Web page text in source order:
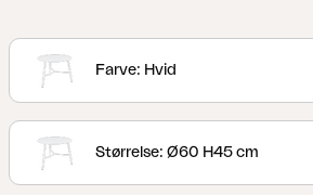
att anpassa dem till behovet i ditt
Farve: Hvid
Størrelse: Ø60 H45 cm